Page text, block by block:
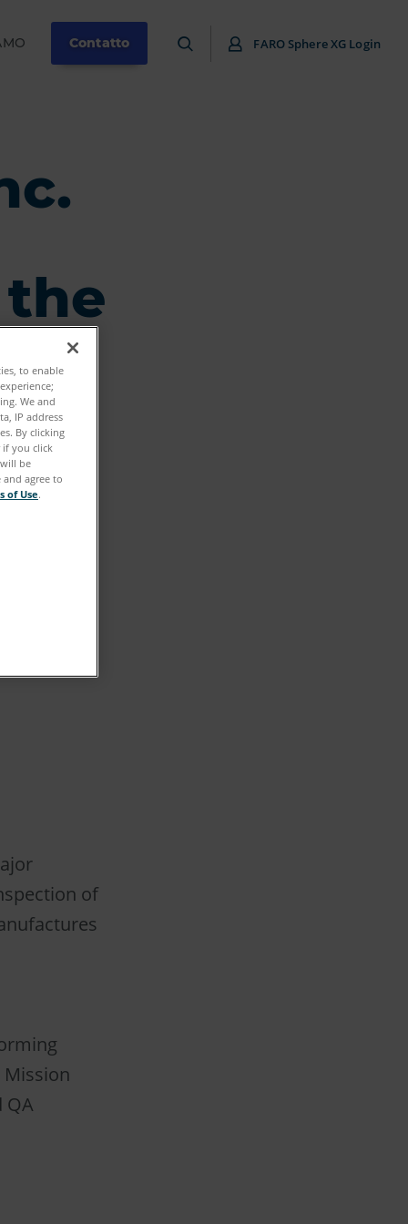
Contatto FARO Sphere XG Login
the
of
QA
to enable
We and
IP address
By clicking
if you click
be
and agree to
of Use.